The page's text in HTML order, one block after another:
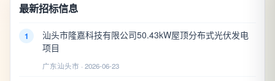
最新招标信息
1
汕头市隆嘉科技有限公司50.43kW屋顶分布式光伏发电
项目
广东汕头市 · 2026-06-23